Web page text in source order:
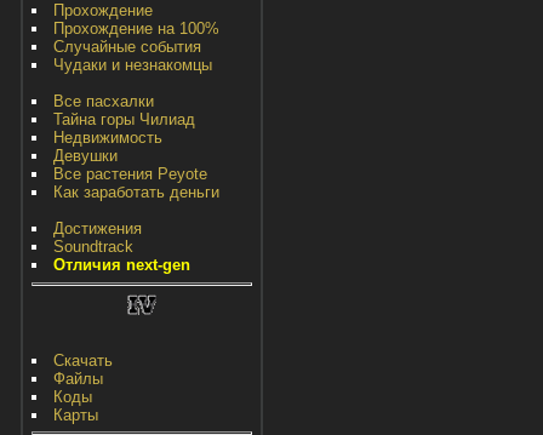
Прохождение
Прохождение на 100%
Случайные события
Чудаки и незнакомцы
Все пасхалки
Тайна горы Чилиад
Недвижимость
Девушки
Все растения Peyote
Как заработать деньги
Достижения
Soundtrack
Отличия next-gen
Скачать
Файлы
Коды
Карты